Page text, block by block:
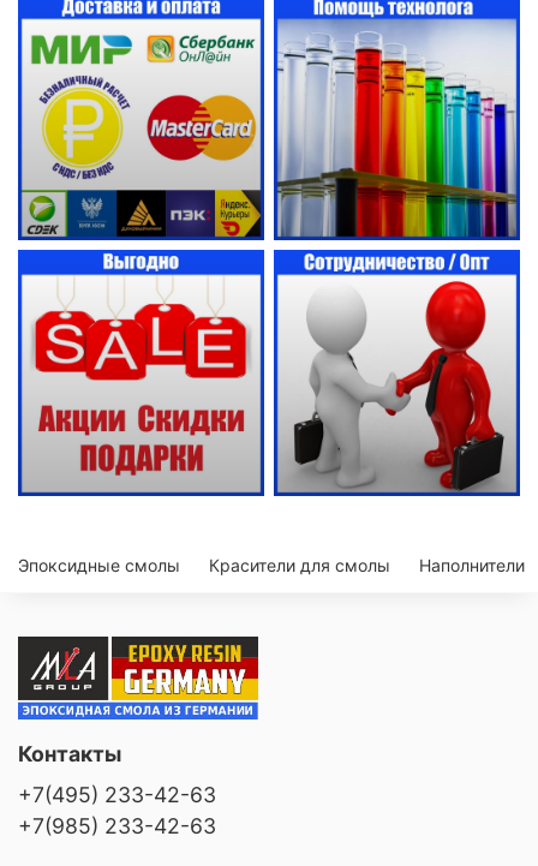
Эпоксидные смолы Красители для смолы Наполнители
Контакты
+7(495) 233-42-63
+7(985) 233-42-63